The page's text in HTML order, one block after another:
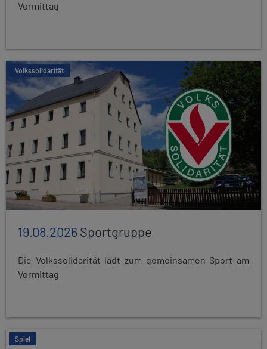
Vormittag
Volkssolidarität
19.08.2026Sportgruppe
Die Volkssolidarität lädt zum gemeinsamen Sport am
Vormittag
Spiel